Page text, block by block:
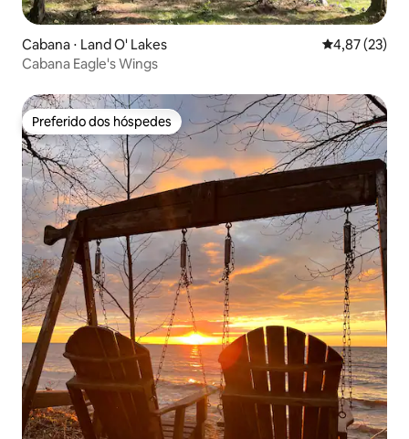
Cabana ⋅ Land O' Lakes 4,87 de uma
4,87 (23)
Cabana Eagle's Wings
Preferido dos hóspedes
Preferido dos hóspedes